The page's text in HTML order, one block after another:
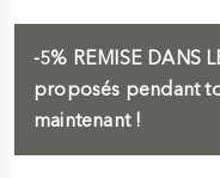
-5% REMISE DANS
proposés pendant
maintenant !